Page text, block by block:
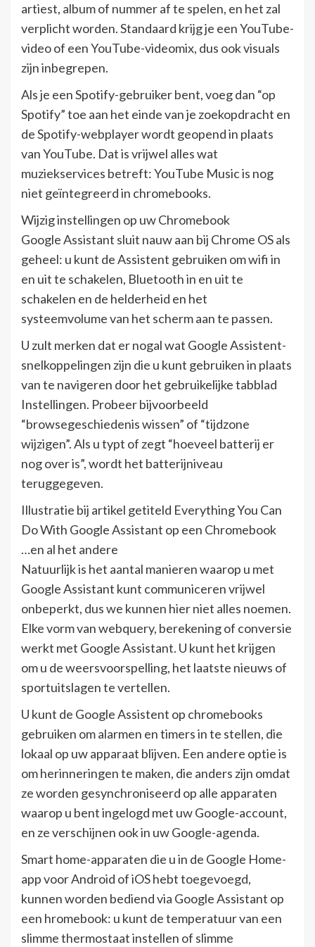
artiest, album of nummer af te spelen, en het zal
verplicht worden. Standaard krijg je een YouTube-
video of een YouTube-videomix, dus ook visuals
zijn inbegrepen.
Als je een Spotify-gebruiker bent, voeg dan “op
Spotify” toe aan het einde van je zoekopdracht en
de Spotify-webplayer wordt geopend in plaats
van YouTube. Dat is vrijwel alles wat
muziekservices betreft: YouTube Music is nog
niet geïntegreerd in chromebooks.
Wijzig instellingen op uw Chromebook
Google Assistant sluit nauw aan bij Chrome OS als
geheel: u kunt de Assistent gebruiken om wifi in
en uit te schakelen, Bluetooth in en uit te
schakelen en de helderheid en het
systeemvolume van het scherm aan te passen.
U zult merken dat er nogal wat Google Assistent-
snelkoppelingen zijn die u kunt gebruiken in plaats
van te navigeren door het gebruikelijke tabblad
Instellingen. Probeer bijvoorbeeld
“browsegeschiedenis wissen” of “tijdzone
wijzigen”. Als u typt of zegt “hoeveel batterij er
nog over is”, wordt het batterijniveau
teruggegeven.
Illustratie bij artikel getiteld Everything You Can
Do With Google Assistant op een Chromebook
…en al het andere
Natuurlijk is het aantal manieren waarop u met
Google Assistant kunt communiceren vrijwel
onbeperkt, dus we kunnen hier niet alles noemen.
Elke vorm van webquery, berekening of conversie
werkt met Google Assistant. U kunt het krijgen
om u de weersvoorspelling, het laatste nieuws of
sportuitslagen te vertellen.
U kunt de Google Assistent op chromebooks
gebruiken om alarmen en timers in te stellen, die
lokaal op uw apparaat blijven. Een andere optie is
om herinneringen te maken, die anders zijn omdat
ze worden gesynchroniseerd op alle apparaten
waarop u bent ingelogd met uw Google-account,
en ze verschijnen ook in uw Google-agenda.
Smart home-apparaten die u in de Google Home-
app voor Android of iOS hebt toegevoegd,
kunnen worden bediend via Google Assistant op
een hromebook: u kunt de temperatuur van een
slimme thermostaat instellen of slimme